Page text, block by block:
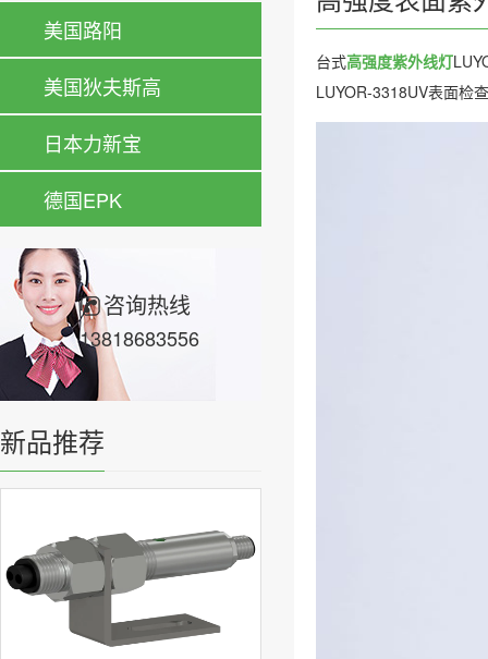
美国路阳
美国狄夫斯高
日本力新宝
德国EPK
咨询热线
13818683556
新品推荐
台式高强度紫外线灯
LUYOR-3318UV表面检